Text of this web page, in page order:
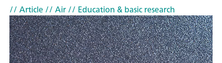
// Article// Air// Education & basic research